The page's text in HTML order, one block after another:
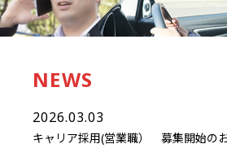
NEWS
2026.03.03
キャリア採用(営業職） 募集開始の